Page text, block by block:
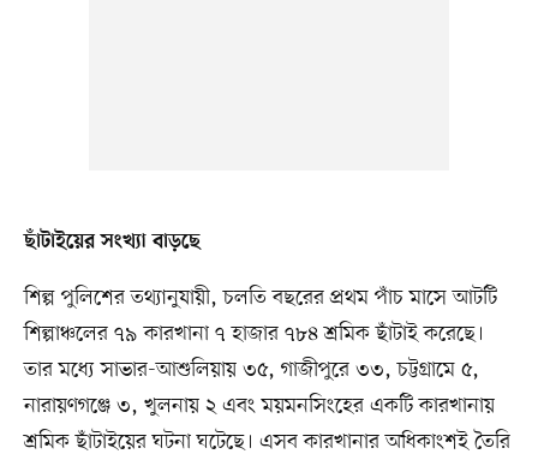
ছাঁটাইয়ের সংখ্যা বাড়ছে
শিল্প পুলিশের তথ্যানুযায়ী, চলতি বছরের প্রথম পাঁচ মাসে আটটি
শিল্পাঞ্চলের ৭৯ কারখানা ৭ হাজার ৭৮৪ শ্রমিক ছাঁটাই করেছে।
তার মধ্যে সাভার-আশুলিয়ায় ৩৫, গাজীপুরে ৩৩, চট্টগ্রামে ৫,
নারায়ণগঞ্জে ৩, খুলনায় ২ এবং ময়মনসিংহের একটি কারখানায়
শ্রমিক ছাঁটাইয়ের ঘটনা ঘটেছে। এসব কারখানার অধিকাংশই তৈরি